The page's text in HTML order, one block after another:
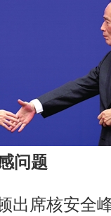
问题
席核安全